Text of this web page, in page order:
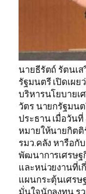
นายธีรัตถ์ รัตนเ
รัฐมนตรี เปิดเผ
บริหารนโยบาย
วัตร นายกรัฐมน
ประธาน เมื่อวัน
หมายให้นายกิต
รมว.คลัง หารือ
พัฒนาการเศรษ
และหน่วยงานที่เ
แผนกระตุ้นเศรษ